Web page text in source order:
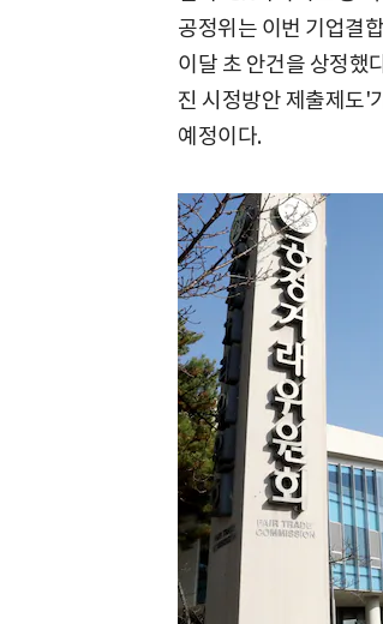
공정위는 이번 기업결
이달 초 안건을 상정했
진 시정방안 제출제도'
예정이다.